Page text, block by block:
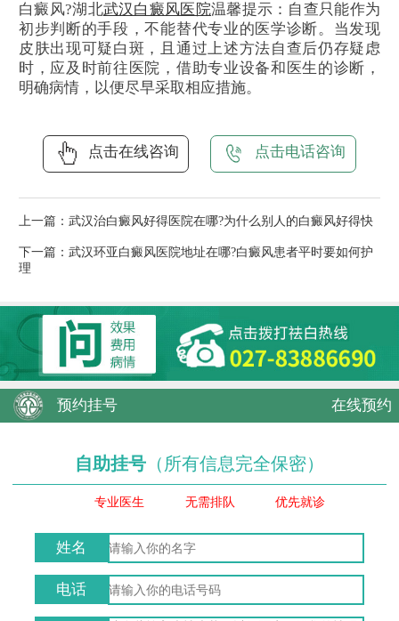
白癜风?湖北武汉白癜风医院温馨提示：自查只能作为
初步判断的手段，不能替代专业的医学诊断。当发现
皮肤出现可疑白斑，且通过上述方法自查后仍存疑虑
时，应及时前往医院，借助专业设备和医生的诊断，
明确病情，以便尽早采取相应措施。
点击在线咨询 点击电话咨询
上一篇： 武汉治白癜风好得医院在哪?为什么别人的白癜风好得快
下一篇： 武汉环亚白癜风医院地址在哪?白癜风患者平时要如何护
理
预约挂号 在线预约
自助挂号 （所有信息完全保密）
专业医生 无需排队 优先就诊
姓名
电话